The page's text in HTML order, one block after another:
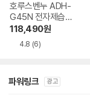
호루스벤누 ADH-
G45N 전자제습보
관함
118,490원
4.8 (6)
파워링크 광고